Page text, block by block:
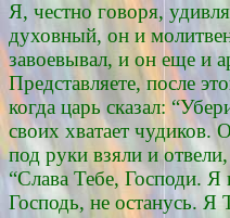
Я, честно говоря,
духовный, он и
завоевывал, и он еще и
Представляете, после
когда царь сказал:
своих хватает чудиков.
под руки взяли и
“Слава Тебе, Господи. Я
Господь, не останусь.